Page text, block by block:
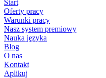
Start
Oferty pracy
Warunki pracy
Nasz system premiowy
Nauka języka
Blog
O nas
Kontakt
Aplikuj